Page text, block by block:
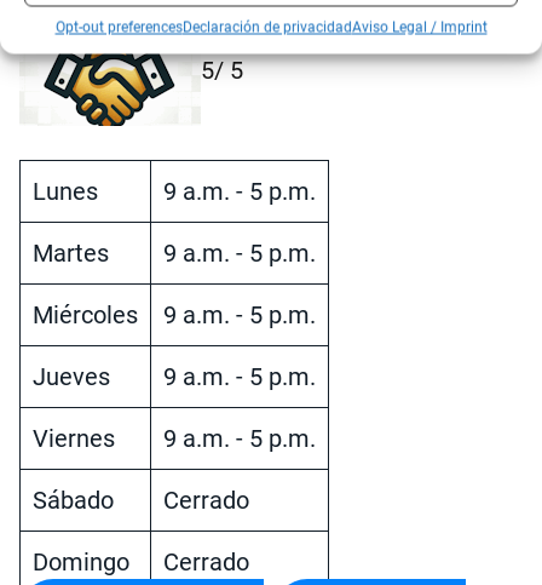
Opt-out preferencesDeclaración de privacidadAviso Legal / Imprint
5/ 5
Lunes 9 a.m. - 5 p.m.
Martes 9 a.m. - 5 p.m.
Miércoles 9 a.m. - 5 p.m.
Jueves 9 a.m. - 5 p.m.
Viernes 9 a.m. - 5 p.m.
Sábado Cerrado
Domingo
Cerrado